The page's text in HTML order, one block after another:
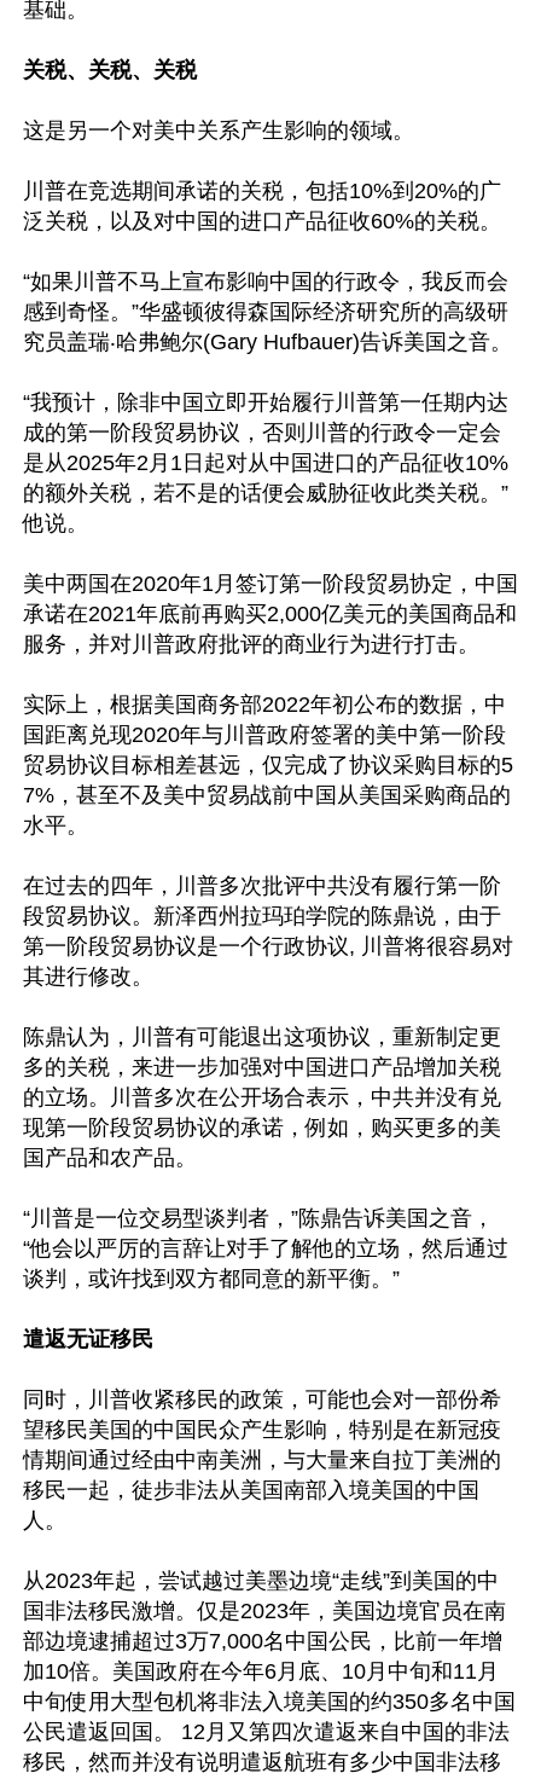
基础。
关税、关税、关税
这是另一个对美中关系产生影响的领域。
川普在竞选期间承诺的关税，包括10%到20%的广
泛关税，以及对中国的进口产品征收60%的关税。
“如果川普不马上宣布影响中国的行政令，我反而会
感到奇怪。”华盛顿彼得森国际经济研究所的高级研
究员盖瑞‧哈弗鲍尔(Gary Hufbauer)告诉美国之音。
“我预计，除非中国立即开始履行川普第一任期内达
成的第一阶段贸易协议，否则川普的行政令一定会
是从2025年2月1日起对从中国进口的产品征收10%
的额外关税，若不是的话便会威胁征收此类关税。”
他说。
美中两国在2020年1月签订第一阶段贸易协定，中国
承诺在2021年底前再购买2,000亿美元的美国商品和
服务，并对川普政府批评的商业行为进行打击。
实际上，根据美国商务部2022年初公布的数据，中
国距离兑现2020年与川普政府签署的美中第一阶段
贸易协议目标相差甚远，仅完成了协议采购目标的5
7%，甚至不及美中贸易战前中国从美国采购商品的
水平。
在过去的四年，川普多次批评中共没有履行第一阶
段贸易协议。新泽西州拉玛珀学院的陈鼎说，由于
第一阶段贸易协议是一个行政协议, 川普将很容易对
其进行修改。
陈鼎认为，川普有可能退出这项协议，重新制定更
多的关税，来进一步加强对中国进口产品增加关税
的立场。川普多次在公开场合表示，中共并没有兑
现第一阶段贸易协议的承诺，例如，购买更多的美
国产品和农产品。
“川普是一位交易型谈判者，”陈鼎告诉美国之音，
“他会以严厉的言辞让对手了解他的立场，然后通过
谈判，或许找到双方都同意的新平衡。”
遣返无证移民
同时，川普收紧移民的政策，可能也会对一部份希
望移民美国的中国民众产生影响，特别是在新冠疫
情期间通过经由中南美洲，与大量来自拉丁美洲的
移民一起，徒步非法从美国南部入境美国的中国
人。
从2023年起，尝试越过美墨边境“走线”到美国的中
国非法移民激增。仅是2023年，美国边境官员在南
部边境逮捕超过3万7,000名中国公民，比前一年增
加10倍。美国政府在今年6月底、10月中旬和11月
中旬使用大型包机将非法入境美国的约350多名中国
公民遣返回国。 12月又第四次遣返来自中国的非法
移民，然而并没有说明遣返航班有多少中国非法移